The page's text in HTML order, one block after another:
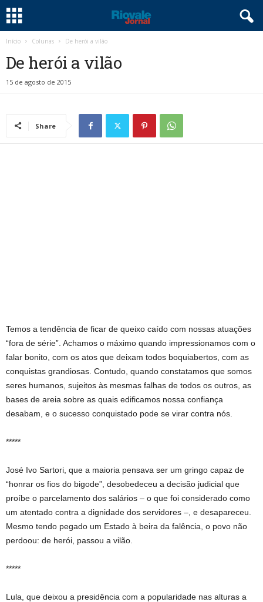
Início Colunas De herói a vilão
De herói a vilão
15 de agosto de 2015
Share
Temos a tendência de ficar de queixo caído com nossas atuações
“fora de série”. Achamos o máximo quando impressionamos com o
falar bonito, com os atos que deixam todos boquiabertos, com as
conquistas grandiosas. Contudo, quando constatamos que somos
seres humanos, sujeitos às mesmas falhas de todos os outros, as
bases de areia sobre as quais edificamos nossa confiança
desabam, e o sucesso conquistado pode se virar contra nós.
*****
José Ivo Sartori, que a maioria pensava ser um gringo capaz de
“honrar os fios do bigode”, desobedeceu a decisão judicial que
proíbe o parcelamento dos salários – o que foi considerado como
um atentado contra a dignidade dos servidores –, e desapareceu.
Mesmo tendo pegado um Estado à beira da falência, o povo não
perdoou: de herói, passou a vilão.
*****
Lula, que deixou a presidência com a popularidade nas alturas a